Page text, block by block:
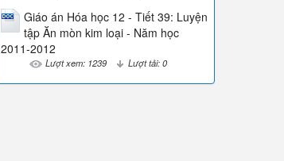
Giáo án Hóa học 12 - Tiết 39: Luyện
tập Ăn mòn kim loại - Năm học
2011-2012
Lượt xem: 1239 Lượt tải: 0